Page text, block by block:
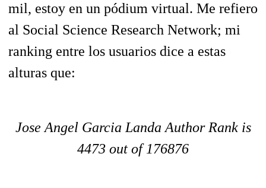
mil, estoy en un pódium virtual. Me refiero
al Social Science Research Network; mi
ranking entre los usuarios dice a estas
alturas que:
Jose Angel Garcia Landa Author Rank is
4473 out of 176876